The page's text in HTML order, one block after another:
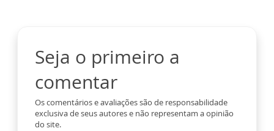
Seja o primeiro a
comentar
Os comentários e avaliações são de responsabilidade
exclusiva de seus autores e não representam a opinião
do site.